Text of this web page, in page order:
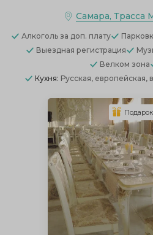
Самара, Трасса
Алкоголь за доп. плату
Выездная регистрация
Велком зона
Кухня: Русская,